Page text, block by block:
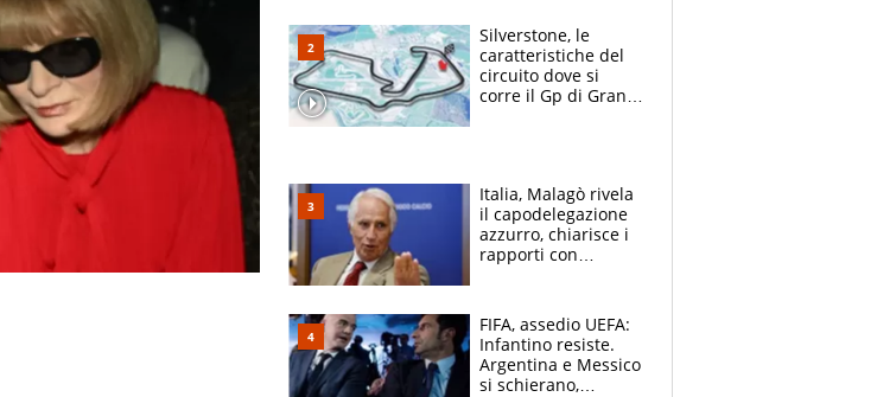
Silverstone, le
caratteristiche del
circuito dove si
corre il Gp di Gran
Italia, Malagò rivela
il capodelegazione
azzurro, chiarisce i
rapporti con
Infantino
FIFA, assedio UEFA:
Infantino resiste.
Argentina e Messico
si schierano,